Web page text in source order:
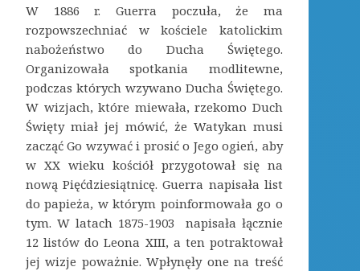
W 1886 r. Guerra poczuła, że ma
rozpowszechniać w kościele katolickim
nabożeństwo do Ducha Świętego.
Organizowała spotkania modlitewne,
podczas których wzywano Ducha Świętego.
W wizjach, które miewała, rzekomo Duch
Święty miał jej mówić, że Watykan musi
zacząć Go wzywać i prosić o Jego ogień, aby
w XX wieku kościół przygotował się na
nową Pięćdziesiątnicę. Guerra napisała list
do papieża, w którym poinformowała go o
tym. W latach 1875-1903 napisała łącznie
12 listów do Leona XIII, a ten potraktował
jej wizje poważnie. Wpłynęły one na treść